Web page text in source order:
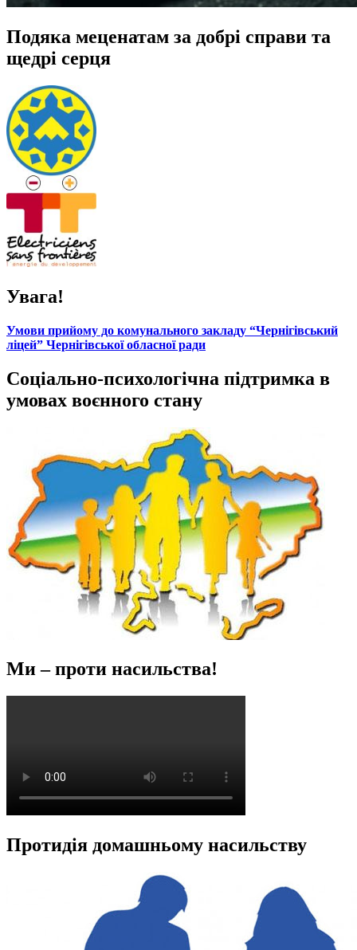
Подяка меценатам за добрі справи та
щедрі серця
Увага!
Умови прийому до комунального закладу “Чернігівський
ліцей” Чернігівської обласної ради
Соціально-психологічна підтримка в
умовах воєнного стану
Ми – проти насильства!
Протидія домашньому насильству